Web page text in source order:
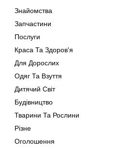
Знайомства
Запчастини
Послуги
Краса Та Здоров'я
Для Дорослих
Одяг Та Взуття
Дитячий Світ
Будівництво
Тварини Та Рослини
Різне
Оголошення